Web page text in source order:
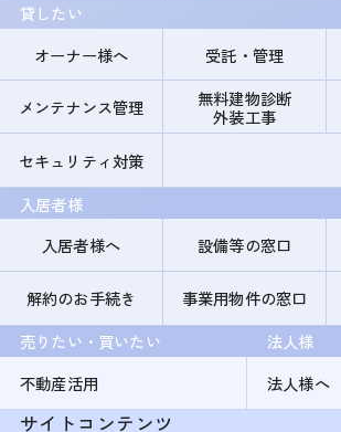
貸したい
オーナー様へ
受託・管理
メンテナンス管理
無料建物診断
外装工事
セキュリティ対策
入居者様
入居者様へ
設備等の窓口
解約のお手続き
事業用物件の窓口
売りたい・買いたい
不動産活用
法人様
法人様へ
サイトコンテンツ